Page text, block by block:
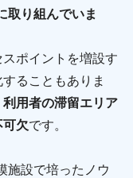
取り組んでいま
ポイントを増設す
ることもありま
⽤者の滞留エリア
⽋です。
施設で培ったノウ